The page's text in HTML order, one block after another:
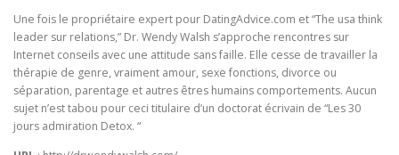
Une fois le propriétaire expert pour DatingAdvice.com et “The usa think
leader sur relations,” Dr. Wendy Walsh s’approche rencontres sur
Internet conseils avec une attitude sans faille. Elle cesse de travailler la
thérapie de genre, vraiment amour, sexe fonctions, divorce ou
séparation, parentage et autres êtres humains comportements. Aucun
sujet n’est tabou pour ceci titulaire d’un doctorat écrivain de “Les 30
jours admiration Detox. “